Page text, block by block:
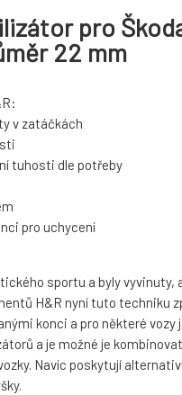
pro
22 mm
v zatáčkách
tuhosti dle potřeby
pro uchycení
sportu a byly vyvinuty,
H&R nyní tuto techniku
konci a pro některé
a je možné je
Navíc poskytují